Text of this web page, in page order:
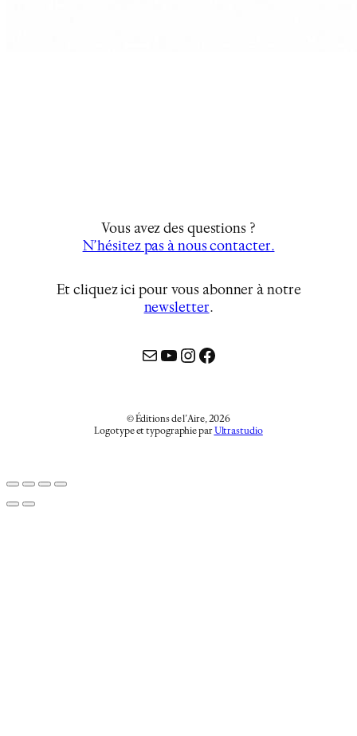
Vous avez des questions ?
N’hésitez pas à nous contacter.
Et cliquez ici pour vous abonner à notre
newsletter…
MailYouTube
Instagram
Facebook
© Éditions de l’Aire, 2026
Logotype et typographie par Ultrastudio